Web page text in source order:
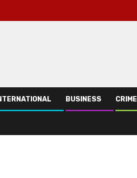
BUSINESS CRIME